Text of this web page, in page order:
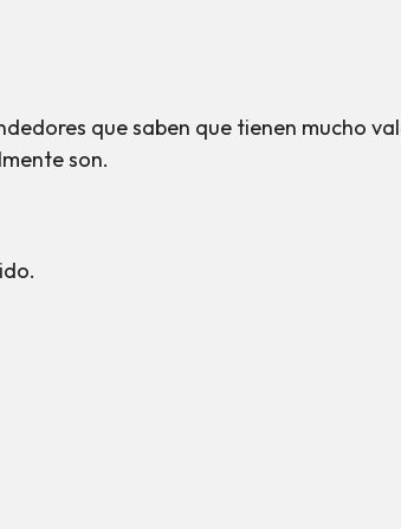
que saben que tienen mucho
son.